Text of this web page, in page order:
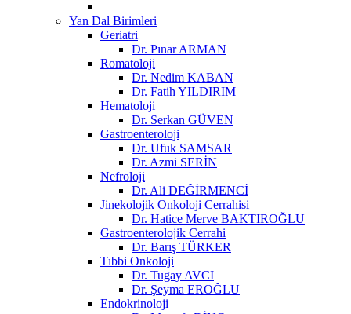
Yan Dal Birimleri
Geriatri
Dr. Pınar ARMAN
Romatoloji
Dr. Nedim KABAN
Dr. Fatih YILDIRIM
Hematoloji
Dr. Serkan GÜVEN
Gastroenteroloji
Dr. Ufuk SAMSAR
Dr. Azmi SERİN
Nefroloji
Dr. Ali DEĞİRMENCİ
Jinekolojik Onkoloji Cerrahisi
Dr. Hatice Merve BAKTIROĞLU
Gastroenterolojik Cerrahi
Dr. Barış TÜRKER
Tıbbi Onkoloji
Dr. Tugay AVCI
Dr. Şeyma EROĞLU
Endokrinoloji